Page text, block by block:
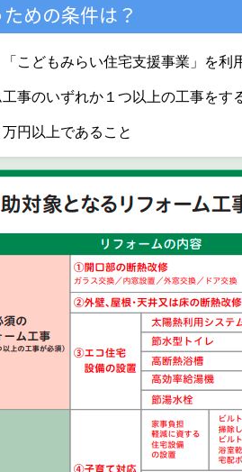
めの条件は？
こどもみらい住宅支援事業」を利
事のいずれか１つ以上の工事をす
円以上であること